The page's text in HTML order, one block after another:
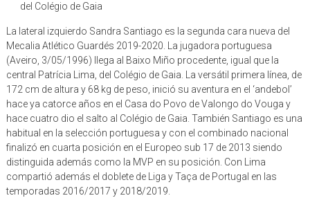
del Colégio de Gaia
La lateral izquierdo Sandra Santiago es la segunda cara nueva del
Mecalia Atlético Guardés 2019-2020. La jugadora portuguesa
(Aveiro, 3/05/1996) llega al Baixo Miño procedente, igual que la
central Patrícia Lima, del Colégio de Gaia. La versátil primera línea, de
172 cm de altura y 68 kg de peso, inició su aventura en el ‘andebol’
hace ya catorce años en el Casa do Povo de Valongo do Vouga y
hace cuatro dio el salto al Colégio de Gaia. También Santiago es una
habitual en la selección portuguesa y con el combinado nacional
finalizó en cuarta posición en el Europeo sub 17 de 2013 siendo
distinguida además como la MVP en su posición. Con Lima
compartió además el doblete de Liga y Taça de Portugal en las
temporadas 2016/2017 y 2018/2019.